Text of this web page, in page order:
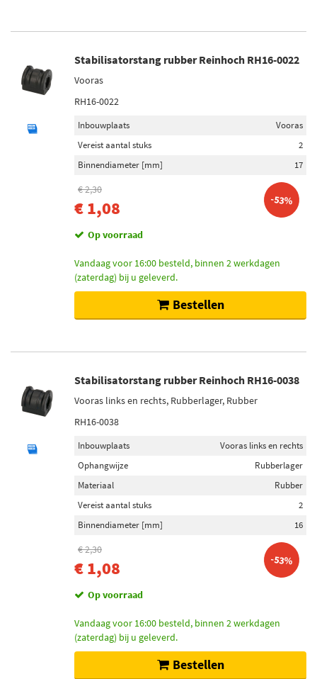
Stabilisatorstang rubber Reinhoch RH16-0022
Vooras
RH16-0022
Inbouwplaats
Vooras
Vereist aantal stuks
2
Binnendiameter [mm]
17
€ 2,30
€ 1,08 -53%
Op voorraad
Vandaag voor 16:00 besteld, binnen 2 werkdagen
(zaterdag) bij u geleverd.
Bestellen
Stabilisatorstang rubber Reinhoch RH16-0038
Vooras links en rechts, Rubberlager, Rubber
RH16-0038
Inbouwplaats
Vooras links en rechts
Ophangwijze
Rubberlager
Materiaal
Rubber
Vereist aantal stuks
2
Binnendiameter [mm]
16
€ 2,30
€ 1,08 -53%
Op voorraad
Vandaag voor 16:00 besteld, binnen 2 werkdagen
(zaterdag) bij u geleverd.
Bestellen